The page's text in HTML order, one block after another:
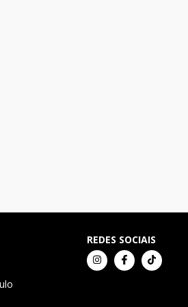
REDES SOCIAIS